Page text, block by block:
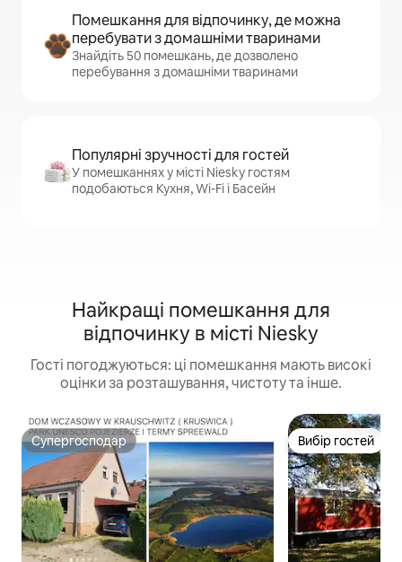
Помешкання для відпочинку, де можна
перебувати з домашніми тваринами
Знайдіть 50 помешкань, де дозволено
перебування з домашніми тваринами
Популярні зручності для гостей
У помешканнях у місті Niesky гостям
подобаються Кухня, Wi-Fi і Басейн
Найкращі помешкання для
відпочинку в місті Niesky
Гості погоджуються: ці помешкання мають високі
оцінки за розташування, чистоту та інше.
Супергосподар
Супергосподар Вибір гостей
Вибір гостей